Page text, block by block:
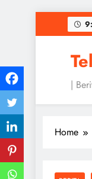
to
|
Home